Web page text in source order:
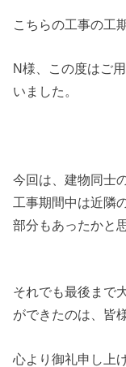
こちらの工事の工
N様、この度はご
いました。
今回は、建物同士
工事期間中は近隣
部分もあったかと
それでも最後まで
ができたのは、皆
心より御礼申し上